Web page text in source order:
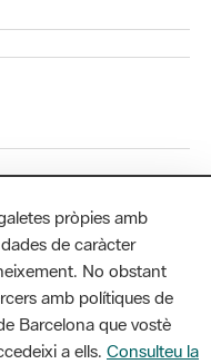
planta. Badajoz, 49. 08005
pròpies amb
de caràcter
No obstant
amb polítiques de
Barcelona que vostè
a ells. Consulteu la